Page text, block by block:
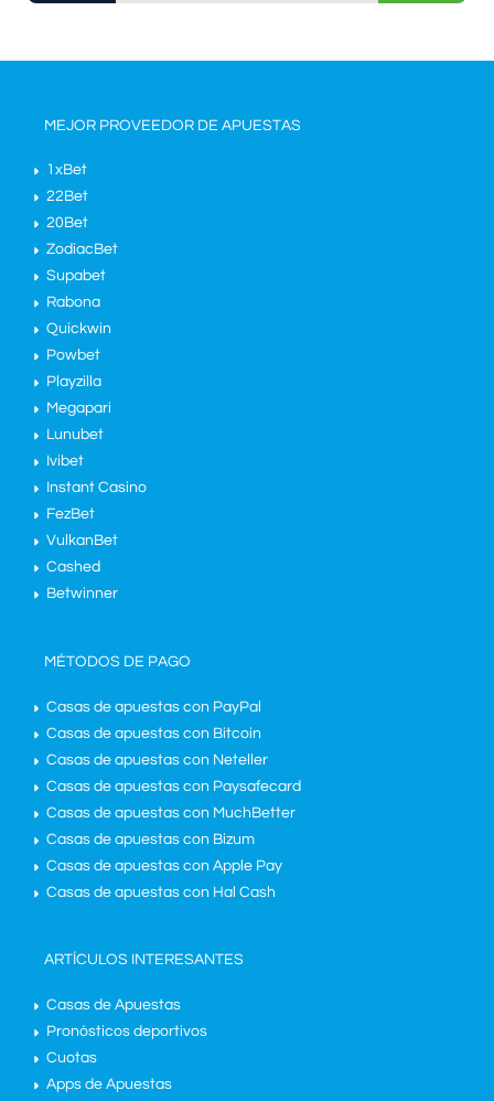
MEJOR PROVEEDOR DE APUESTAS
1xBet
22Bet
20Bet
ZodiacBet
Supabet
Rabona
Quickwin
Powbet
Playzilla
Megapari
Lunubet
Ivibet
Instant Casino
FezBet
VulkanBet
Cashed
Betwinner
MÉTODOS DE PAGO
Casas de apuestas con PayPal
Casas de apuestas con Bitcoin
Casas de apuestas con Neteller
Casas de apuestas con Paysafecard
Casas de apuestas con MuchBetter
Casas de apuestas con Bizum
Casas de apuestas con Apple Pay
Casas de apuestas con Hal Cash
ARTÍCULOS INTERESANTES
Casas de Apuestas
Pronósticos deportivos
Cuotas
Apps de Apuestas